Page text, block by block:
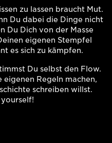
zu lassen braucht Mut.
Du dabei die Dinge nicht
Du Dich von der Masse
eigenen Stempfel
es sich zu kämpfen.
Du selbst den Flow.
eigenen Regeln machen,
schreiben willst.